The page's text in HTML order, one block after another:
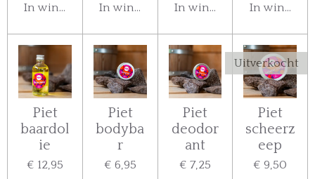
In winkelwagenIn winkelwagenIn winkelwagen
In
Piet
baardol
ie
€ 12,95
Piet
bodyba
r
€ 6,95
Piet
deodor
ant
€ 7,25
Uitverkocht
Piet
scheerz
eep
€ 9,50